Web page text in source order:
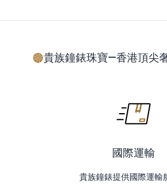
貴族鐘錶珠寶—香港頂尖
國際運輸
貴族鐘錶提供國際運輸